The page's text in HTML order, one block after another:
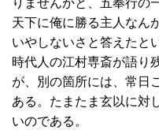
天下に俺に勝る主人なん
いやしないさと答えたと
時代人の江村専斎が語り
が、別の箇所には、常日
ある。たまたま玄以に対
いのである。